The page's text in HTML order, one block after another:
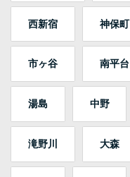
西新宿 神保町
市ヶ谷 南平台
湯島 中野
滝野川 大森